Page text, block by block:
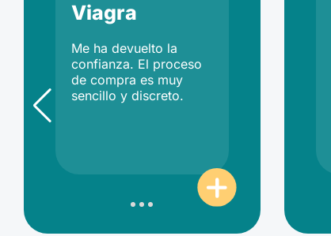
Viagra
Me ha devuelto la
confianza. El proceso
de compra es muy
sencillo y discreto.